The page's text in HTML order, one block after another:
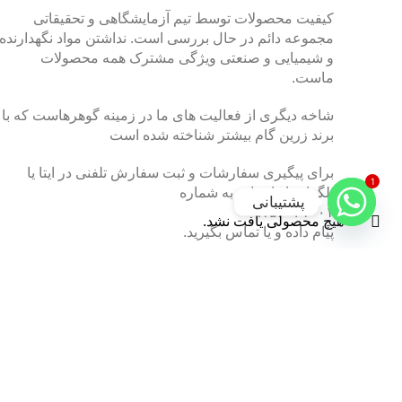
هیچ محصولی یافت نشد.
کیفیت محصولات توسط تیم آزمایشگاهی و تحقیقاتی
مجموعه دائم در حال بررسی است. نداشتن مواد نگهدارنده
و شیمیایی و صنعتی ویژگی مشترک همه محصولات
ماست.
شاخه دیگری از فعالیت های ما در زمینه گوهرهاست که با
برند زرین گام بیشتر شناخته شده است
برای پیگیری سفارشات و ثبت سفارش تلفنی در ایتا یا
تلگرام یا واتساپ به شماره
۰۹۱۵۶۰۳۱۰۰۱
پیام داده و یا تماس بگیرید.
1
پشتیبانی